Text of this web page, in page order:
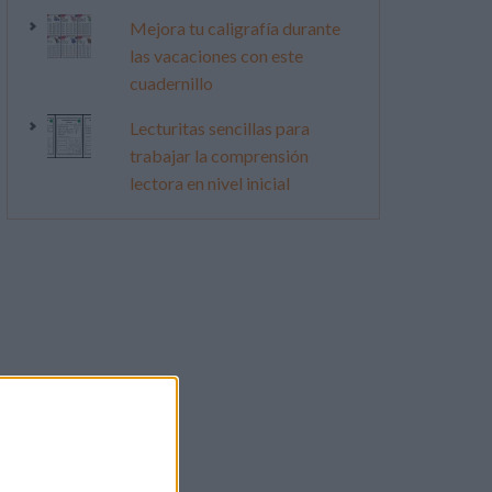
Mejora tu caligrafía durante
las vacaciones con este
cuadernillo
Lecturitas sencillas para
trabajar la comprensión
lectora en nivel inicial